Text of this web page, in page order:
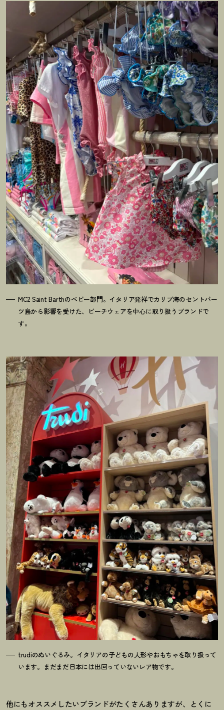
MC2 Saint Barthのベビー部門。イタリア発祥でカリブ海のセントバー
ツ島から影響を受けた、ビーチウェアを中心に取り扱うブランドで
す。
trudiのぬいぐるみ。イタリアの子どもの人形やおもちゃを取り扱って
います。まだまだ日本には出回っていないレア物です。
他にもオススメしたいブランドがたくさんありますが、とくに